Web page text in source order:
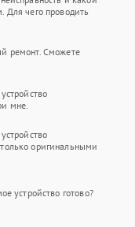
Для чего проводить
ремонт. Сможете
мне.
оригинальными
устройство готово?